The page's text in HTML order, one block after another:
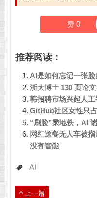
赞 0
推荐阅读：
AI是如何忘记一张脸
浙大博士 130 页论
韩招聘市场兴起人工
GitHub社区女性只
“刷脸”乘地铁，AI
网红送餐无人车被
没有智能
AI
上一篇